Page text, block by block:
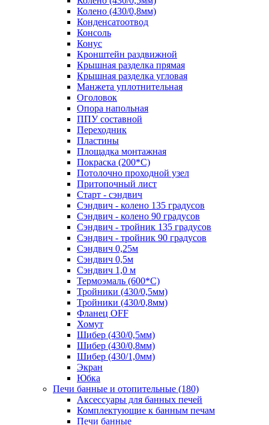
Колено (430/0,8мм)
Конденсатоотвод
Консоль
Конус
Кронштейн раздвижной
Крышная разделка прямая
Крышная разделка угловая
Манжета уплотнительная
Оголовок
Опора напольная
ППУ составной
Переходник
Пластины
Площадка монтажная
Покраска (200*С)
Потолочно проходной узел
Притопочный лист
Старт - сэндвич
Сэндвич - колено 135 градусов
Сэндвич - колено 90 градусов
Сэндвич - тройник 135 градусов
Сэндвич - тройник 90 градусов
Сэндвич 0,25м
Сэндвич 0,5м
Сэндвич 1,0 м
Термоэмаль (600*С)
Тройники (430/0,5мм)
Тройники (430/0,8мм)
Фланец OFF
Хомут
Шибер (430/0,5мм)
Шибер (430/0,8мм)
Шибер (430/1,0мм)
Экран
Юбка
Печи банные и отопительные (180)
Аксессуары для банных печей
Комплектующие к банным печам
Печи банные